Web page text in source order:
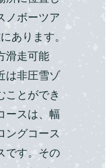
ノボーツア
あります。
滑走可能
は非圧雪ゾ
ことができ
ースは、幅
ングコース
です。その